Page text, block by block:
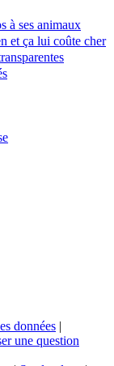
à ses animaux
et ça lui coûte cher
données |
une question